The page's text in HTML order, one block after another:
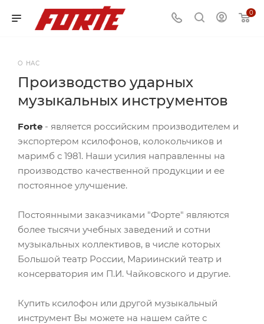
0
О НАС
Производство ударных
музыкальных инструментов
Forte - является российским производителем и
экспортером ксилофонов, колокольчиков и
маримб с 1981. Наши усилия направленны на
производство качественной продукции и ее
постоянное улучшение.
Постоянными заказчиками "Форте" являются
более тысячи учебных заведений и сотни
музыкальных коллективов, в числе которых
Большой театр России, Мариинский театр и
консерватория им П.И. Чайковского и другие.
Купить ксилофон или другой музыкальный
инструмент Вы можете на нашем сайте с